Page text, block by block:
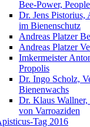
Bee-Power,
Dr. Jens
im Bienenschutz
Andreas Platzer
Andreas Platzer
Imkermeister
Propolis
Dr. Ingo Scholz,
Bienenwachs
Dr. Klaus Wallner,
von Varroaziden
Tag 2016